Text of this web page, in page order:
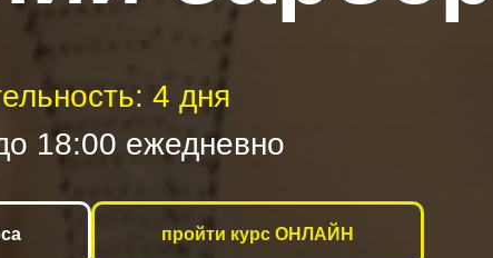
4 дня
18:00 ежедневно
пройти курс ОНЛАЙН